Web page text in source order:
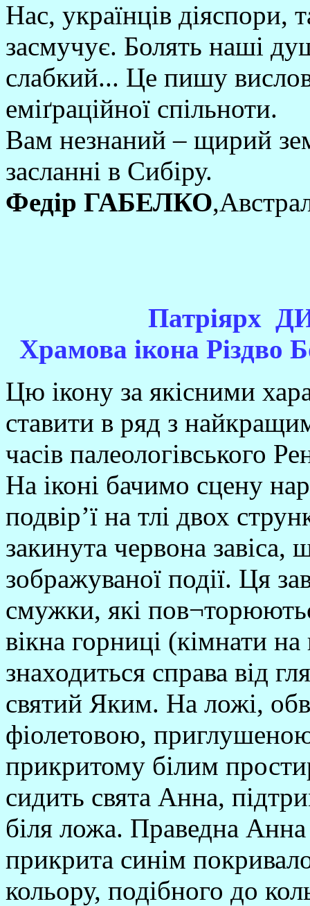
Нас, українців діяспори,
засмучує. Болять наші
слабкий... Це пишу
еміґраційної спільноти.
Вам незнаний – щирий
засланні в Сибіру.
Федір ГАБЕЛКО
Патріярх
Храмова ікона Різдво
Цю ікону за якісними
ставити в ряд з
часів палеологівського
На іконі бачимо сцену
подвір’ї на тлі двох
закинута червона завіса,
зображуваної події. Ця
смужки, які
вікна горниці (кімнати
знаходиться справа від
святий Яким. На ложі,
фіолетовою,
прикритому білим
сидить свята Анна,
біля ложа. Праведна
прикрита синім
кольору, подібного до